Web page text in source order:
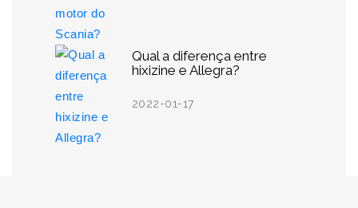
Qual a diferença entre
hixizine e Allegra?
2022-01-17